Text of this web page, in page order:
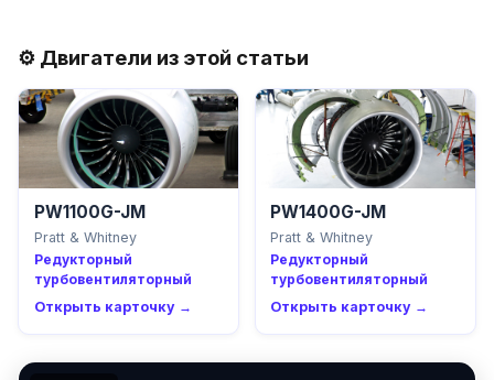
⚙️ Двигатели из этой статьи
PW1100G-JM
Pratt & Whitney
Редукторный
турбовентиляторный
Открыть карточку →
PW1400G-JM
Pratt & Whitney
Редукторный
турбовентиляторный
Открыть карточку →